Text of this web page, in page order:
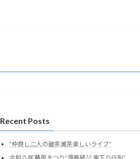
Recent Posts
”仲良し二人の破茶滅茶楽しいライブ”